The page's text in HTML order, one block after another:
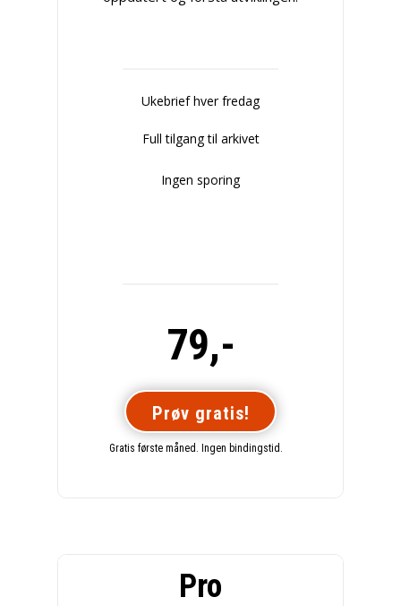
Ukebrief hver fredag
Full tilgang til arkivet
Ingen sporing
79,-
Prøv gratis!
Gratis første måned. Ingen bindingstid.
Pro